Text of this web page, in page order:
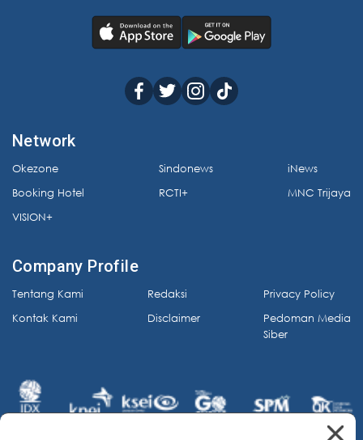
Network
Okezone
Booking Hotel
VISION+
Sindonews
RCTI+
iNews
MNC Trijaya
Company Profile
Tentang Kami
Kontak Kami
Redaksi
Disclaimer
Privacy Policy
Pedoman Media
Siber